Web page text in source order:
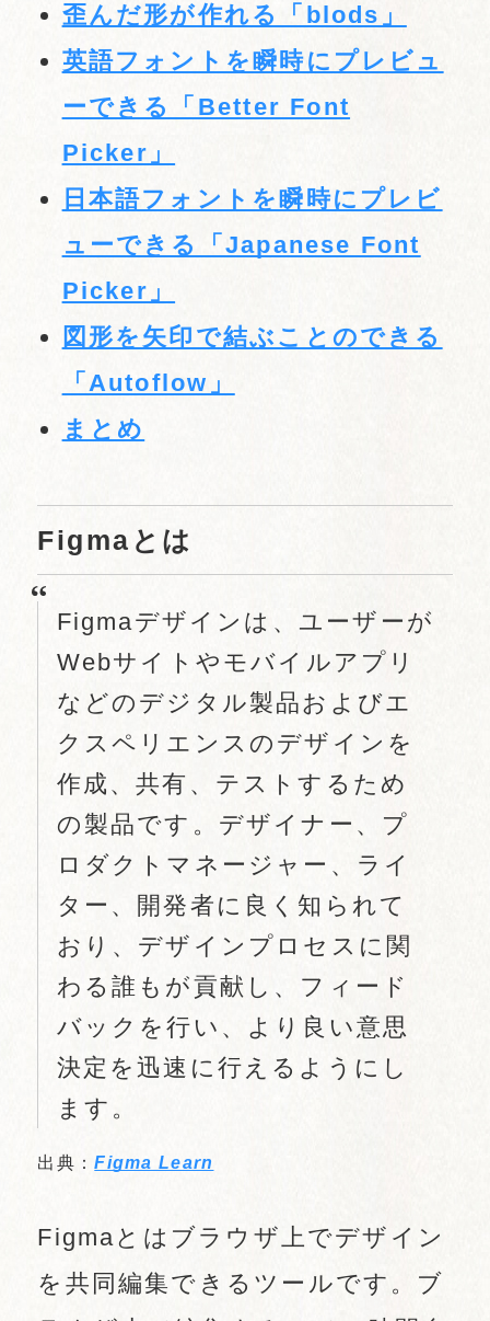
歪んだ形が作れる「blods」
英語フォントを瞬時にプレビュ
ーできる「Better Font
Picker」
日本語フォントを瞬時にプレビ
ューできる「Japanese Font
Picker」
図形を矢印で結ぶことのできる
「Autoflow」
まとめ
Figmaとは
Figmaデザインは、ユーザーが
Webサイトやモバイルアプリ
などのデジタル製品およびエ
クスペリエンスのデザインを
作成、共有、テストするため
の製品です。デザイナー、プ
ロダクトマネージャー、ライ
ター、開発者に良く知られて
おり、デザインプロセスに関
わる誰もが貢献し、フィード
バックを行い、より良い意思
決定を迅速に行えるようにし
ます。
出典：Figma Learn
Figmaとはブラウザ上でデザイン
を共同編集できるツールです。ブ